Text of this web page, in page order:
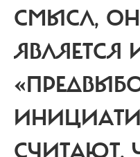
СМЫСЛ,
ЯВЛЯЕТСЯ
СЧИТАЮТ,